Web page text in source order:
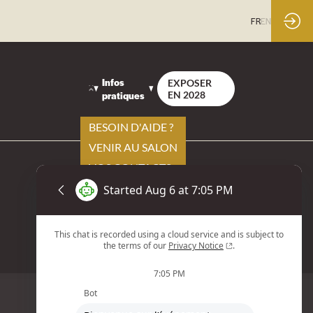
FREN
Infos
pratiques
BESOIN D'AIDE ?
VENIR AU SALON
VOS CONTACTS
EXPOSER
EN 2028